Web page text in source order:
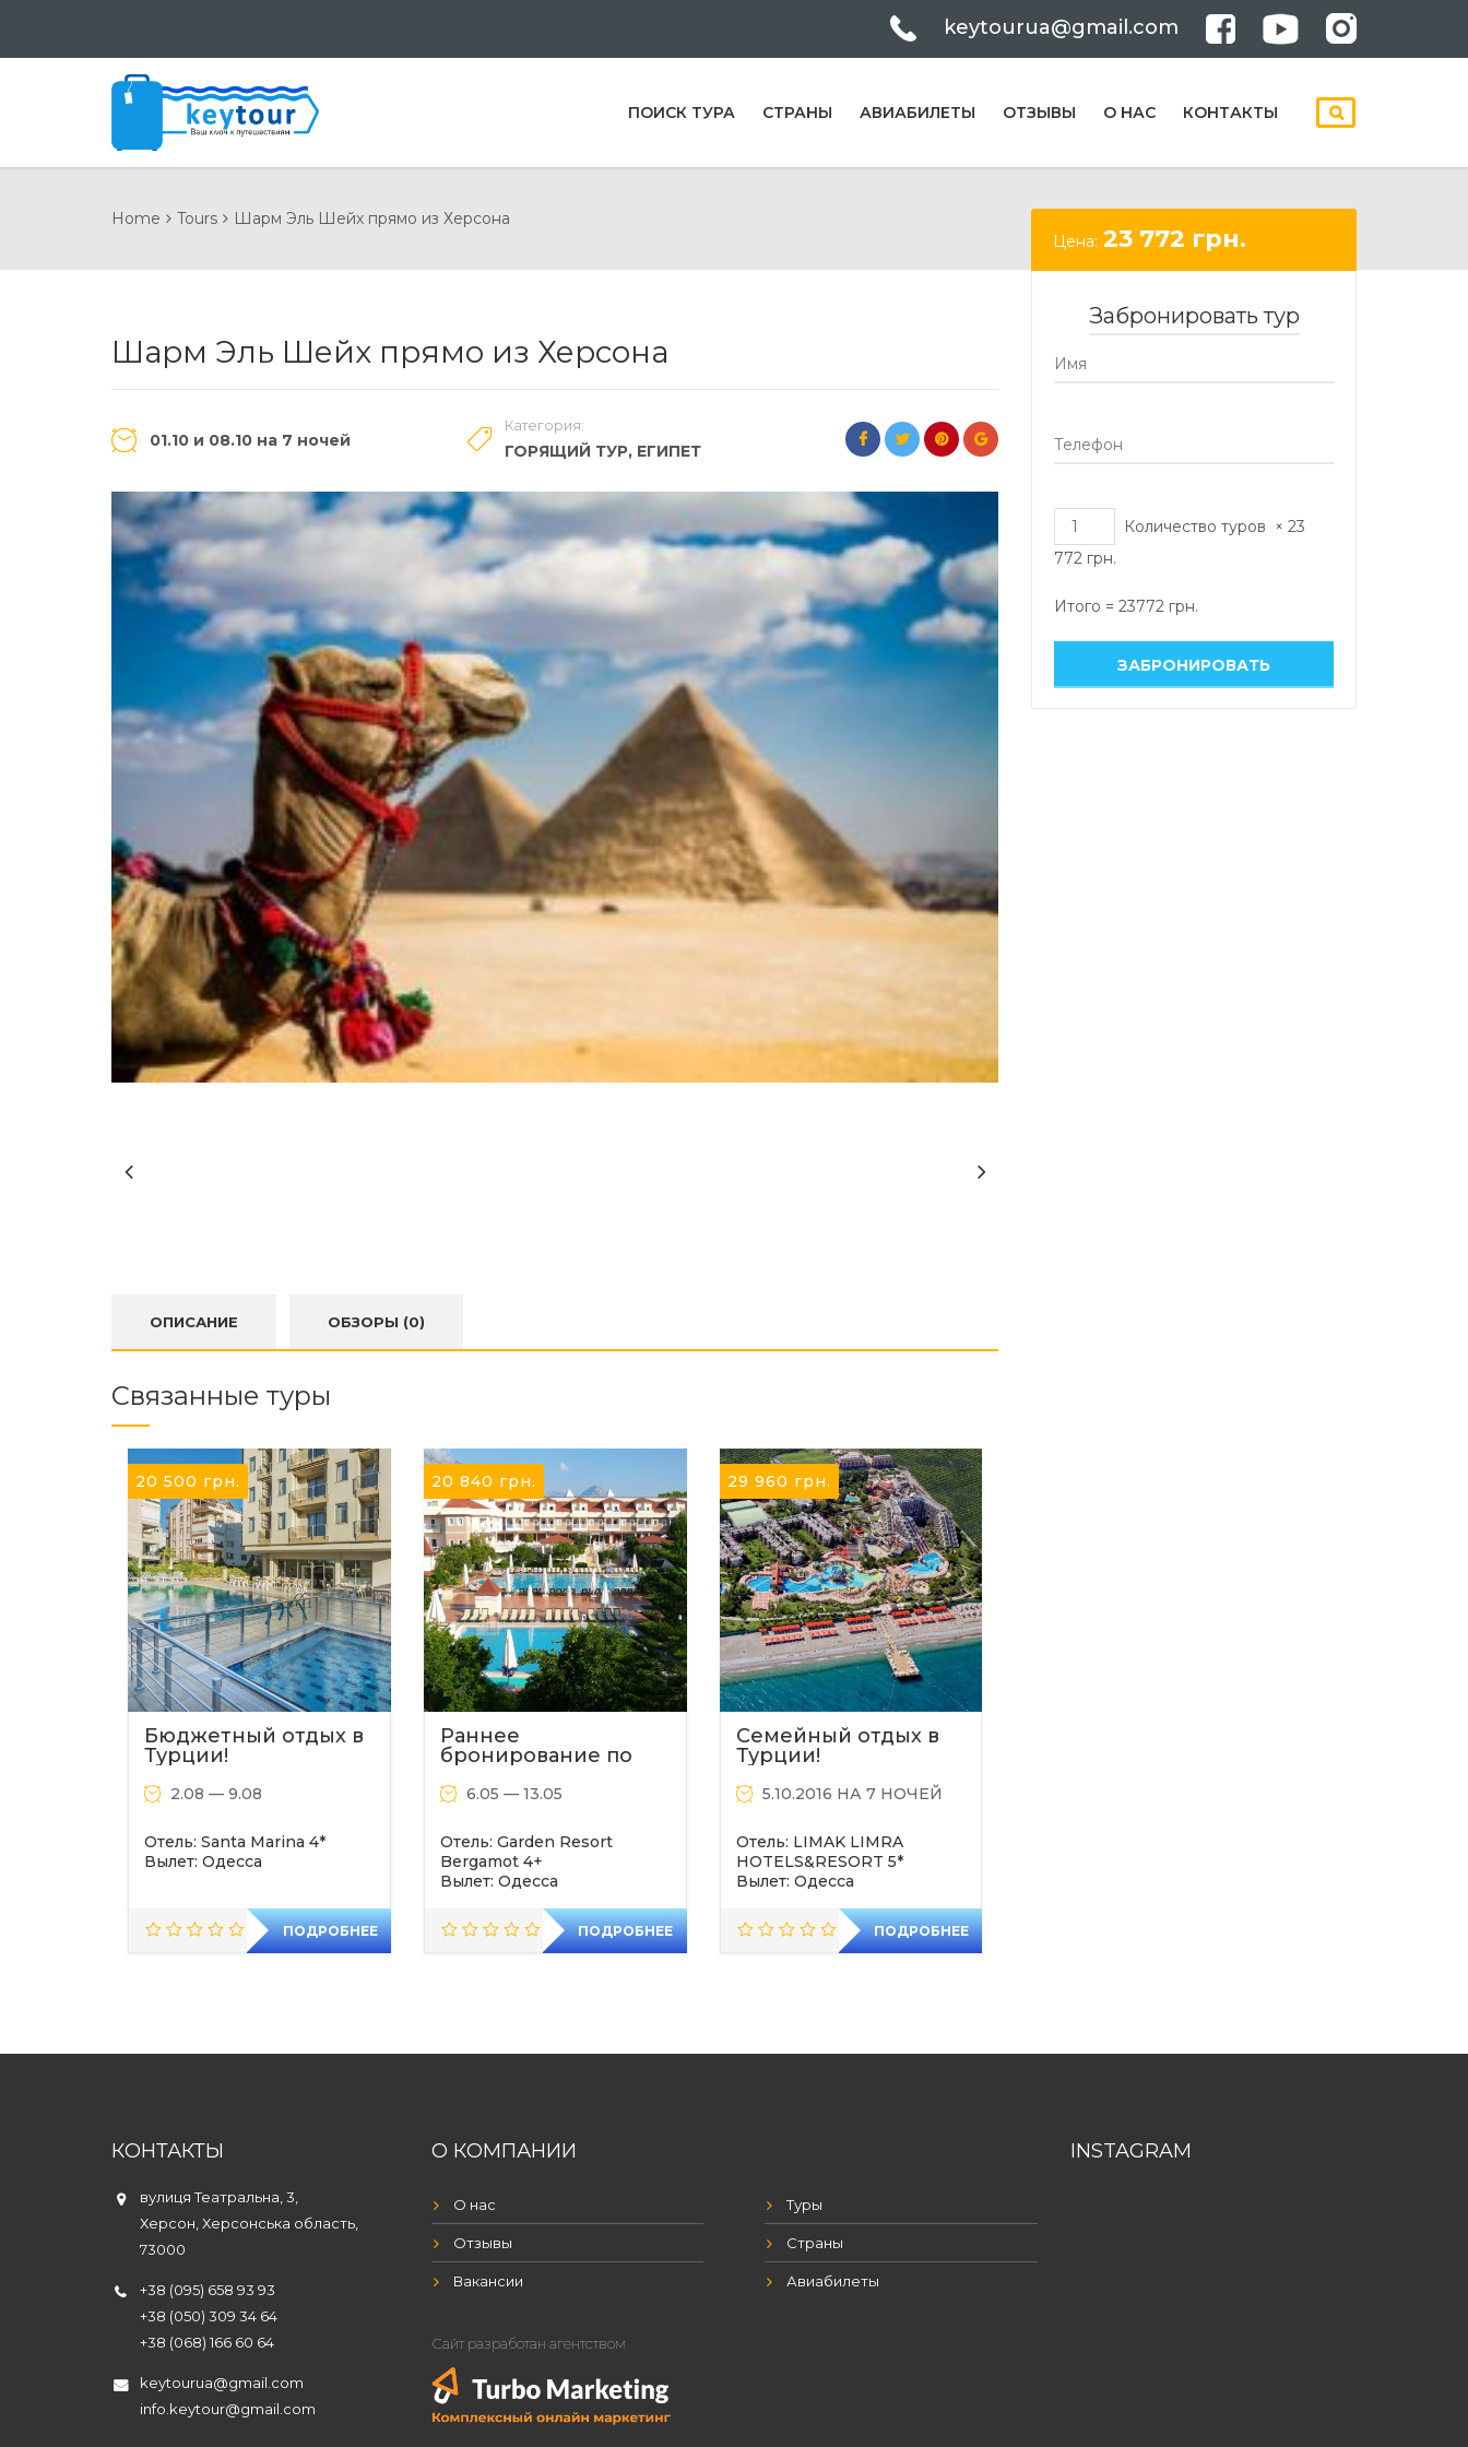
keytourua@gmail.com
ПОИСК ТУРА СТРАНЫ АВИАБИЛЕТЫ ОТЗЫВЫ О НАС КОНТАКТЫ
Home Tours Шарм Эль Шейх прямо из Херсона
Шарм Эль Шейх прямо из Херсона
01.10 и 08.10 на 7 ночей
Категория:
ГОРЯЩИЙ ТУР, ЕГИПЕТ
ОПИСАНИЕ ОБЗОРЫ (0)
Связанные туры
20 500 грн.
Бюджетный отдых в
Турции!
2.08 — 9.08
Отель: Santa Marina 4*
Вылет: Одесса
ПОДРОБНЕЕ
20 840 грн.
Раннее
бронирование по
6.05 — 13.05
Отель: Garden Resort
Bergamot 4+
Вылет: Одесса
ПОДРОБНЕЕ
29 960 грн.
Семейный отдых в
Турции!
5.10.2016 НА 7 НОЧЕЙ
Отель: LIMAK LIMRA
HOTELS&RESORT 5*
Вылет: Одесса
ПОДРОБНЕЕ
Цена: 23 772 грн.
Забронировать тур
Количество туров ×23
772 грн.
Итого =23772 грн.
КОНТАКТЫ
вулиця Театральна, 3,
Херсон, Херсонська область,
73000
+38 (095) 658 93 93
+38 (050) 309 34 64
+38 (068) 166 60 64
keytourua@gmail.com
info.keytour@gmail.com
О КОМПАНИИ
О нас
Отзывы
Вакансии
Туры
Страны
Авиабилеты
Сайт разработан агентством
INSTAGRAM